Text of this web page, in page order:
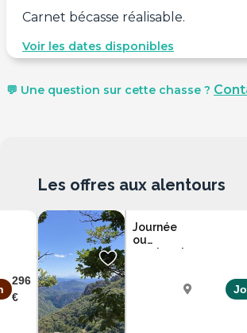
Carnet bécasse réalisable.
Voir les dates disponibles
💬 Une question sur cette chasse ?
296
€
Journée
ou
weekend
Les offres aux alentours